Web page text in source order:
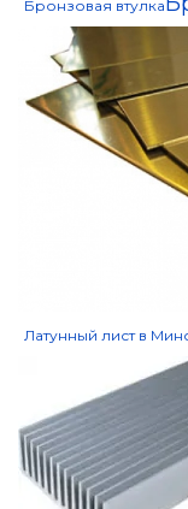
Бронзовая втулка
Латунный лист в